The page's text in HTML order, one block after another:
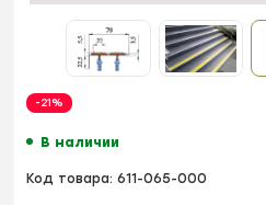
-21%
В наличии
Код товара: 611-065-000